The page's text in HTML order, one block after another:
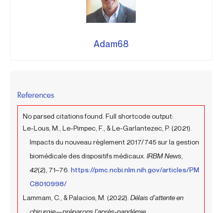
Adam68
References
No parsed citations found. Full shortcode output:
Le-Lous, M., Le-Pimpec, F., & Le-Garlantezec, P. (2021).
Impacts du nouveau règlement 2017/745 sur la gestion
biomédicale des dispositifs médicaux. IRBM News
42(2), 71–76. https://pmc.ncbi.nlm.nih.gov/articles/PM
C8010998/
Lammam, C., & Palacios, M. (2022). Délais d’attente en